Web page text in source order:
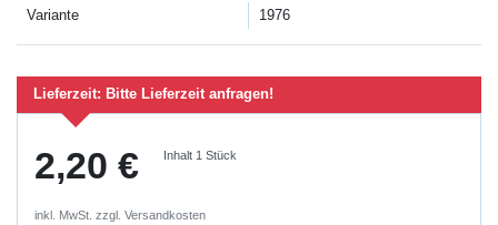
Variante 1976
Lieferzeit: Bitte Lieferzeit anfragen!
2,20 € Inhalt 1Stück
inkl. MwSt. zzgl. Versandkosten